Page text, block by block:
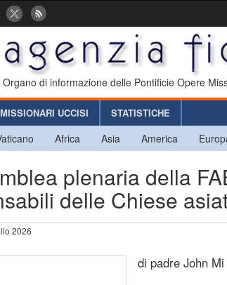
Organo di informazione delle Pontificie Opere
MISSIONARI UCCISI STATISTICHE
Africa Asia America
plenaria della
delle Chiese
2026
di padre John